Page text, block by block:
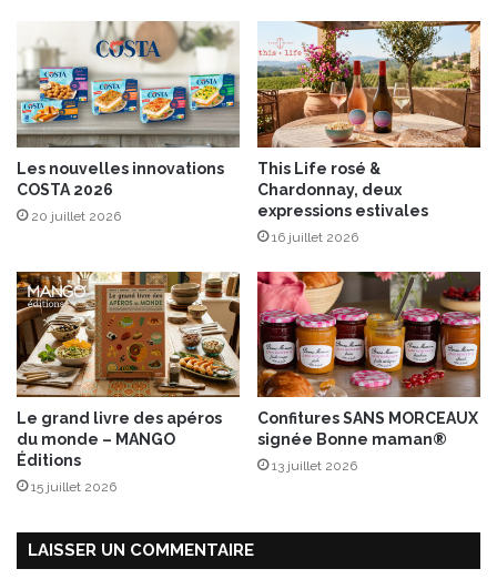
B
r
û
l
é
e
s
P
A
M
A
X
Les nouvelles innovations
COSTA 2026
20 juillet 2026
This Life rosé &
Chardonnay, deux
expressions estivales
16 juillet 2026
Le grand livre des apéros
du monde – MANGO
Éditions
15 juillet 2026
Confitures SANS MORCEAUX
signée Bonne maman®
13 juillet 2026
LAISSER UN COMMENTAIRE